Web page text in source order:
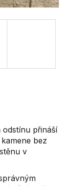
odstínu přináší
bez
v